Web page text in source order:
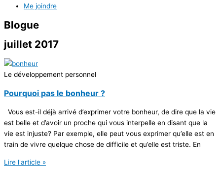
Me joindre
Blogue
juillet 2017
Le développement personnel
Pourquoi pas le bonheur ?
Vous est-il déjà arrivé d’exprimer votre bonheur, de dire que la vie
est belle et d’avoir un proche qui vous interpelle en disant que la
vie est injuste? Par exemple, elle peut vous exprimer qu’elle est en
train de vivre quelque chose de difficile et qu’elle est triste. En
Lire l'article »